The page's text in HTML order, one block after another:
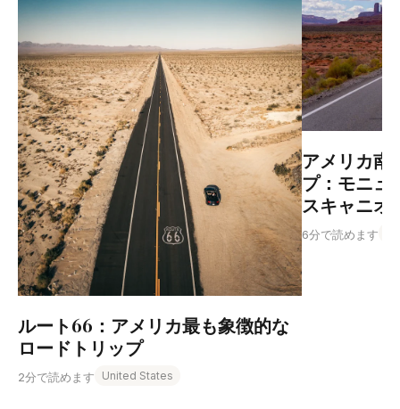
ルート66：アメリカ最も象徴的な
ロードトリップ
2分で読めます United States
アメリカ南
プ：モニュ
スキャニオ
6分で読めます